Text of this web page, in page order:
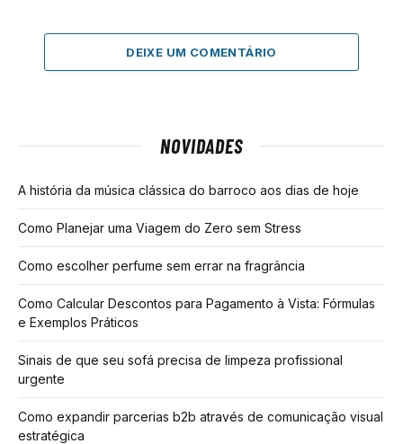
DEIXE UM COMENTÁRIO
NOVIDADES
A história da música clássica do barroco aos dias de hoje
Como Planejar uma Viagem do Zero sem Stress
Como escolher perfume sem errar na fragrância
Como Calcular Descontos para Pagamento à Vista: Fórmulas
e Exemplos Práticos
Sinais de que seu sofá precisa de limpeza profissional
urgente
Como expandir parcerias b2b através de comunicação visual
estratégica